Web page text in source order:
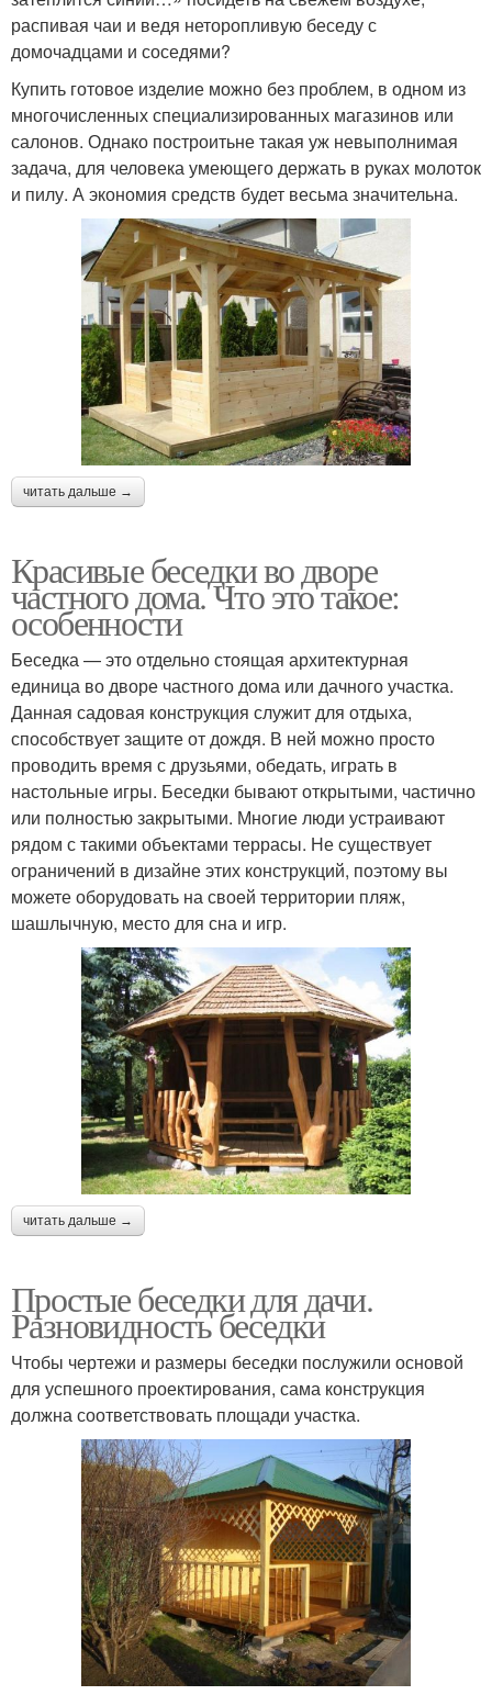
распивая чаи и ведя неторопливую беседу с
домочадцами и соседями?
Купить готовое изделие можно без проблем, в одном из
многочисленных специализированных магазинов или
салонов. Однако построитьне такая уж невыполнимая
задача, для человека умеющего держать в руках молоток
и пилу. А экономия средств будет весьма значительна.
читать дальше →
Красивые беседки во дворе
частного дома. Что это такое:
особенности
Беседка — это отдельно стоящая архитектурная
единица во дворе частного дома или дачного участка.
Данная садовая конструкция служит для отдыха,
способствует защите от дождя. В ней можно просто
проводить время с друзьями, обедать, играть в
настольные игры. Беседки бывают открытыми, частично
или полностью закрытыми. Многие люди устраивают
рядом с такими объектами террасы. Не существует
ограничений в дизайне этих конструкций, поэтому вы
можете оборудовать на своей территории пляж,
шашлычную, место для сна и игр.
читать дальше →
Простые беседки для дачи.
Разновидность беседки
Чтобы чертежи и размеры беседки послужили основой
для успешного проектирования, сама конструкция
должна соответствовать площади участка.